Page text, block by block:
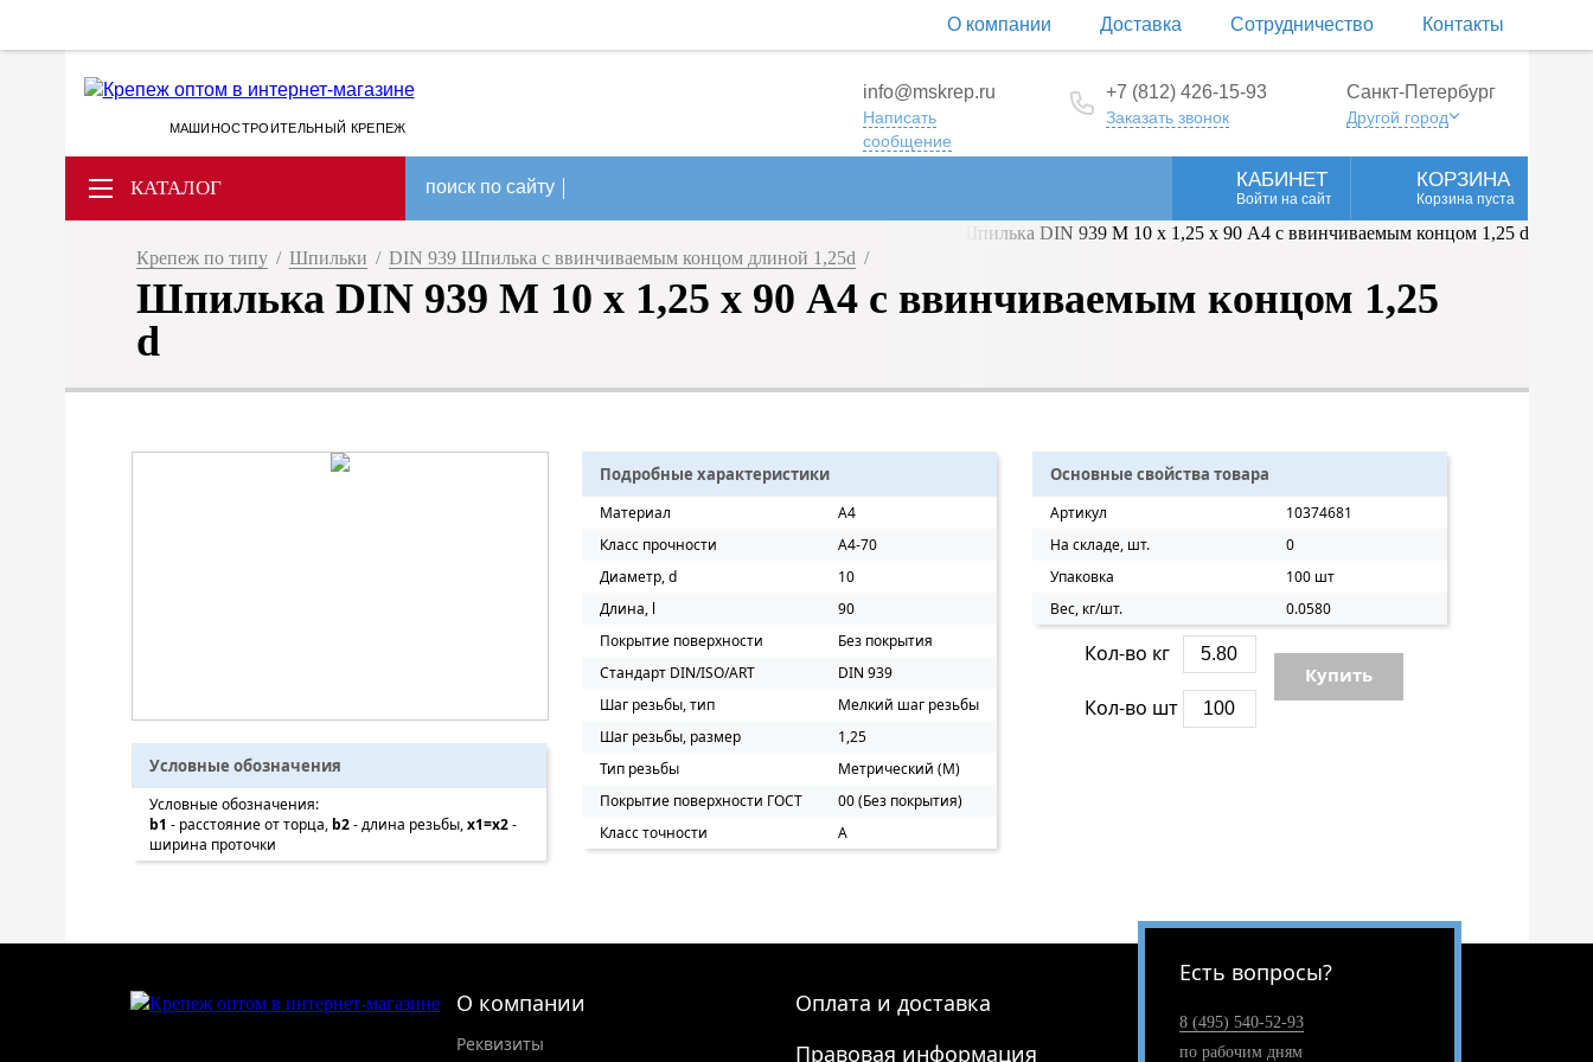
О компании Доставка Сотрудничество Контакты
МАШИНОСТРОИТЕЛЬНЫЙ КРЕПЕЖ
info@mskrep.ru
Написать
сообщение
+7 (812) 426-15-93
Заказать звонок
Санкт-Петербург
Другой город
КАТАЛОГ поиск по сайту КАБИНЕТ
Войти на сайт
КОРЗИНА
Корзина пуста
Крепеж по типу / Шпильки / DIN 939 Шпилька с ввинчиваемым концом длиной 1,25d /
Шпилька DIN 939 M 10 х 1,25 х 90 А4 с ввинчиваемым концом 1,25
d
Условные обозначения
Условные обозначения:
b1 - расстояние от торца, b2- длина резьбы,x1=x2-
ширина проточки
Подробные характеристики
Материал
A4
Класс прочности
A4-70
Диаметр, d
10
Длина, l
90
Покрытие поверхности
Без покрытия
Стандарт DIN/ISO/ART
DIN 939
Шаг резьбы, тип
Мелкий шаг резьбы
Шаг резьбы, размер
1,25
Тип резьбы
Метрический (M)
Покрытие поверхности ГОСТ
00 (Без покрытия)
Класс точности
A
Основные свойства товара
Артикул
10374681
На складе, шт.
0
Упаковка
100 шт
Вес, кг/шт.
0.0580
Кол-во кг
Кол-во шт
Купить
О компании
Реквизиты
Оплата и доставка
Правовая информация
Есть вопросы?
8 (495) 540-52-93
по рабочим дням